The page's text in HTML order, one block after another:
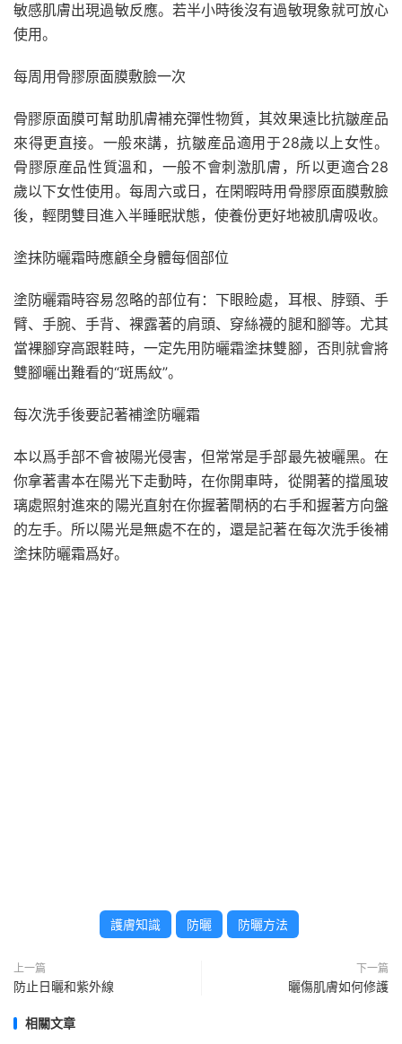
敏感肌膚出現過敏反應。若半小時後沒有過敏現象就可放心
使用。
每周用骨膠原面膜敷臉一次
骨膠原面膜可幫助肌膚補充彈性物質，其效果遠比抗皺産品
來得更直接。一般來講，抗皺産品適用于28歲以上女性。
骨膠原産品性質溫和，一般不會刺激肌膚，所以更適合28
歲以下女性使用。每周六或日，在閑暇時用骨膠原面膜敷臉
後，輕閉雙目進入半睡眠狀態，使養份更好地被肌膚吸收。
塗抹防曬霜時應顧全身體每個部位
塗防曬霜時容易忽略的部位有：下眼睑處，耳根、脖頸、手
臂、手腕、手背、裸露著的肩頭、穿絲襪的腿和腳等。尤其
當裸腳穿高跟鞋時，一定先用防曬霜塗抹雙腳，否則就會將
雙腳曬出難看的“斑馬紋”。
每次洗手後要記著補塗防曬霜
本以爲手部不會被陽光侵害，但常常是手部最先被曬黑。在
你拿著書本在陽光下走動時，在你開車時，從開著的擋風玻
璃處照射進來的陽光直射在你握著閘柄的右手和握著方向盤
的左手。所以陽光是無處不在的，還是記著在每次洗手後補
塗抹防曬霜爲好。
護膚知識 防曬 防曬方法
上一篇
防止日曬和紫外線
下一篇
曬傷肌膚如何修護
相關文章